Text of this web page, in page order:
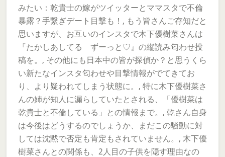
みたい：乾貴士の嫁がツイッターとママスタで不倫
暴露？手繋ぎデート目撃も！, もう皆さんご存知だと
思いますが、お互いのインスタで木下優樹菜さんは
『たかしあしてる ずーっと♡』の縦読み匂わせ投
稿を。, その他にも日本中の皆が探偵か？と思うくら
い新たなインスタ匂わせや目撃情報がでてきてお
り、より疑われてしまう状態に。, 特に木下優樹菜さ
んの姉が知人に漏らしていたとされる、「優樹菜は
乾貴士と不倫している」との情報まで。, 乾さん自身
は今後はどうするのでしょうか、まだこの騒動に対
しては沈黙で否定も肯定もされていません。, 木下優
樹菜さんとの関係も、2人目の子供を隠す理由なの